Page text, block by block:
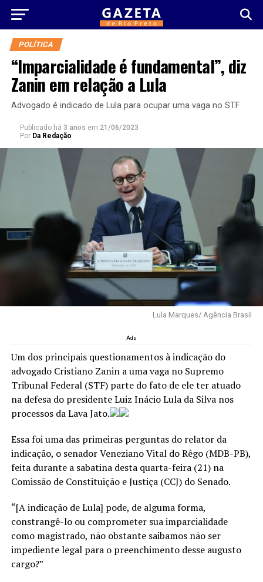
POLÍTICA
“Imparcialidade é fundamental”, diz
Zanin em relação a Lula
Advogado é indicado de Lula para ocupar uma vaga no STF
Publicado há 3 anos em 21/06/2023
Por Da Redação
Lula Marques/ Agência Brasil
Ads
Um dos principais questionamentos à indicação do
advogado Cristiano Zanin a uma vaga no Supremo
Tribunal Federal (STF) parte do fato de ele ter atuado
na defesa do presidente Luiz Inácio Lula da Silva nos
processos da Lava Jato.
Essa foi uma das primeiras perguntas do relator da
indicação, o senador Veneziano Vital do Rêgo (MDB-PB),
feita durante a sabatina desta quarta-feira (21) na
Comissão de Constituição e Justiça (CCJ) do Senado.
“[A indicação de Lula] pode, de alguma forma,
constrangê-lo ou comprometer sua imparcialidade
como magistrado, não obstante saibamos não ser
impediente legal para o preenchimento desse augusto
cargo?”